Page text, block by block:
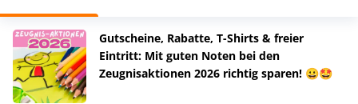
Gutscheine, Rabatte, T-Shirts & freier
Eintritt: Mit guten Noten bei den
Zeugnisaktionen 2026 richtig sparen! 😀🤩